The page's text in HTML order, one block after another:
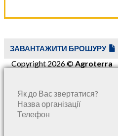
ЗАВАНТАЖИТИ БРОШУРУ
Copyright 2026 ©Agroterra